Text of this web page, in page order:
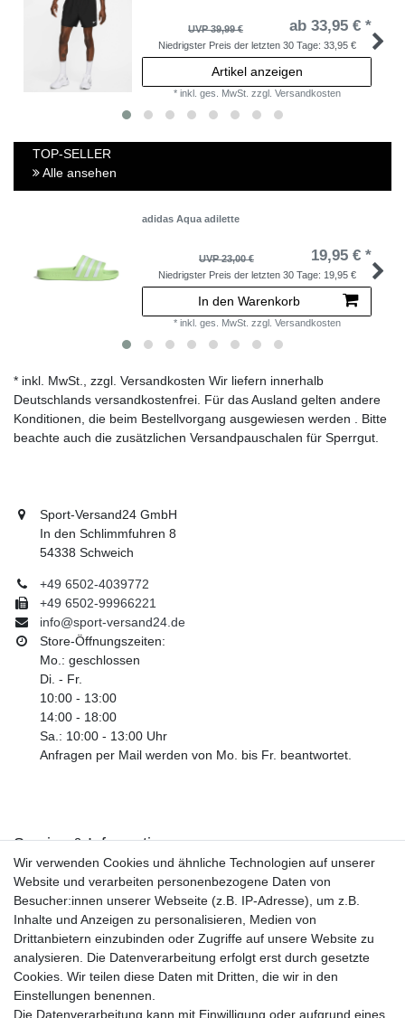
UVP 39,99 € ab 33,95 € *
Niedrigster Preis der letzten 30 Tage: 33,95 €
Artikel anzeigen
* inkl. ges. MwSt. zzgl. Versandkosten
TOP-SELLER
Alle ansehen
adidas Aqua adilette
UVP 23,00 € 19,95 € *
Niedrigster Preis der letzten 30 Tage: 19,95 €
In den Warenkorb
* inkl. ges. MwSt. zzgl. Versandkosten
* inkl. MwSt., zzgl. Versandkosten Wir liefern innerhalb
Deutschlands versandkostenfrei. Für das Ausland gelten andere
Konditionen, die beim Bestellvorgang ausgewiesen werden . Bitte
beachte auch die zusätzlichen Versandpauschalen für Sperrgut.
Sport-Versand24 GmbH
In den Schlimmfuhren 8
54338 Schweich
+49 6502-4039772
+49 6502-99966221
info@sport-versand24.de
Store-Öffnungszeiten:
Mo.: geschlossen
Di. - Fr.
10:00 - 13:00
14:00 - 18:00
Sa.: 10:00 - 13:00 Uhr
Anfragen per Mail werden von Mo. bis Fr. beantwortet.
Service & Informationen
Kontakt
Retouren
Widerrufsrecht
Widerrufs­formular
Impressum
Daten­schutz­erklärung
AGB
Größentabelle
Wir verwenden Cookies und ähnliche Technologien auf unserer
Website und verarbeiten personenbezogene Daten von
Besucher:innen unserer Webseite (z.B. IP-Adresse), um z.B.
Inhalte und Anzeigen zu personalisieren, Medien von
Drittanbietern einzubinden oder Zugriffe auf unsere Website zu
analysieren. Die Datenverarbeitung erfolgt erst durch gesetzte
Cookies. Wir teilen diese Daten mit Dritten, die wir in den
Einstellungen benennen.
Die Datenverarbeitung kann mit Einwilligung oder aufgrund eines